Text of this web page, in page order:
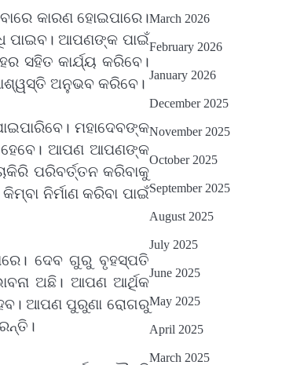
କାରଣ ହୋଇପାରେ।
ପାଇବ। ଆପଣଙ୍କ ପାଇଁ
ସହିତ କାର୍ଯ୍ୟ କରିବେ।
ଅନୁଭବ କରିବେ।
ମହାଦେବଙ୍କ
ହେବେ। ଆପଣ ଆପଣଙ୍କ
ପରିବର୍ତ୍ତନ କରିବାକୁ
ନିର୍ମାଣ କରିବା ପାଇଁ
ଦେବ ଗୁରୁ ବୃହସ୍ପତି
ଅଛି। ଆପଣ ଆର୍ଥିକ
ଆପଣ ପୁରୁଣା ରୋଗରୁ
March 2026
February 2026
January 2026
December 2025
November 2025
October 2025
September 2025
August 2025
July 2025
June 2025
May 2025
April 2025
March 2025